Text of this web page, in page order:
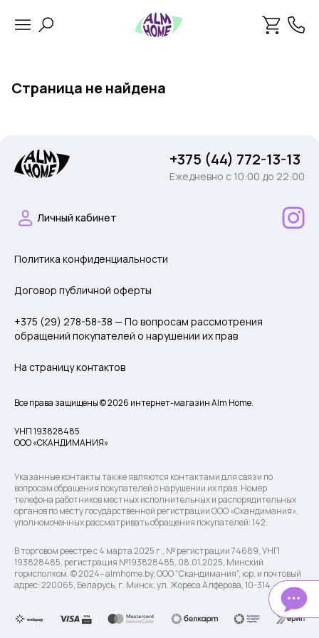
Страница не найдена
+375 (44) 772-13-13
Ежедневно c 10:00 до 22:00
Личный кабинет
Политика конфиденциальности
Договор публичной оферты
+375 (29) 278-58-38 — По вопросам рассмотрения
обращений покупателей о нарушении их прав
На страницу контактов
Все права защищены © 2026 интернет-магазин Alm Home.
УНП 193828485
ООО «СКАНДИМАНИЯ»
Указанные контакты также являются контактами для связи по
вопросам обращения покупателей о нарушении их прав. Номер
телефона работников местных исполнительных и распорядительных
органов по месту государственной регистрации ООО «Скандимания»,
уполномоченных рассматривать обращения покупателей: 142.
В торговом реестре с 4 марта 2025 г., № регистрации 74689, УНП
193828485, регистрация №193828485, 08.01.2025, Минский
горисполком. © 2024– almhome.by, ООО “Скандимания”, юр. и почтовый
адрес: 220065, Беларусь, г. Минск, ул. Жореса Алфёрова, 10-314